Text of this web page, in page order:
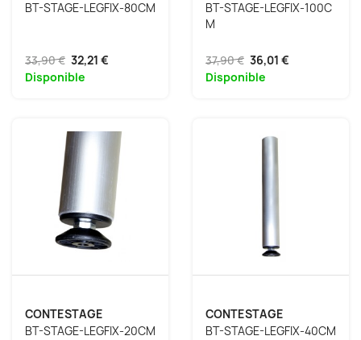
BT-STAGE-LEGFIX-80CM
33,90 € 32,21 €
Disponible
BT-STAGE-LEGFIX-100C
M
37,90 € 36,01 €
Disponible
CONTESTAGE
BT-STAGE-LEGFIX-20CM
CONTESTAGE
BT-STAGE-LEGFIX-40CM